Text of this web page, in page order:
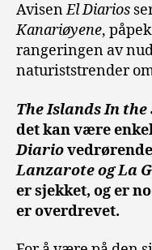
AvisenEl Diarios
Kanariøyene,
rangeringen av
naturiststrender
The Islands In the
det kan være
Diario
Lanzarote og La
er sjekket, og er
er overdrevet.